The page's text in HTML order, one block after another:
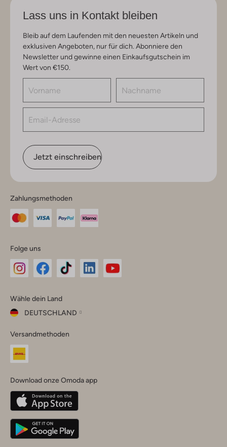
Lass uns in Kontakt bleiben
Bleib auf dem Laufenden mit den neuesten Artikeln und
exklusiven Angeboten, nur für dich. Abonniere den
Newsletter und gewinne einen Einkaufsgutschein im
Wert von €150.
Jetzt einschreiben
Zahlungsmethoden
Folge uns
Instagram
Facebook
TikTok
Wähle dein Land
DEUTSCHLAND
dein
Land
Belgique(Français)
Deutschland
Versandmethoden
Download onze Omoda app